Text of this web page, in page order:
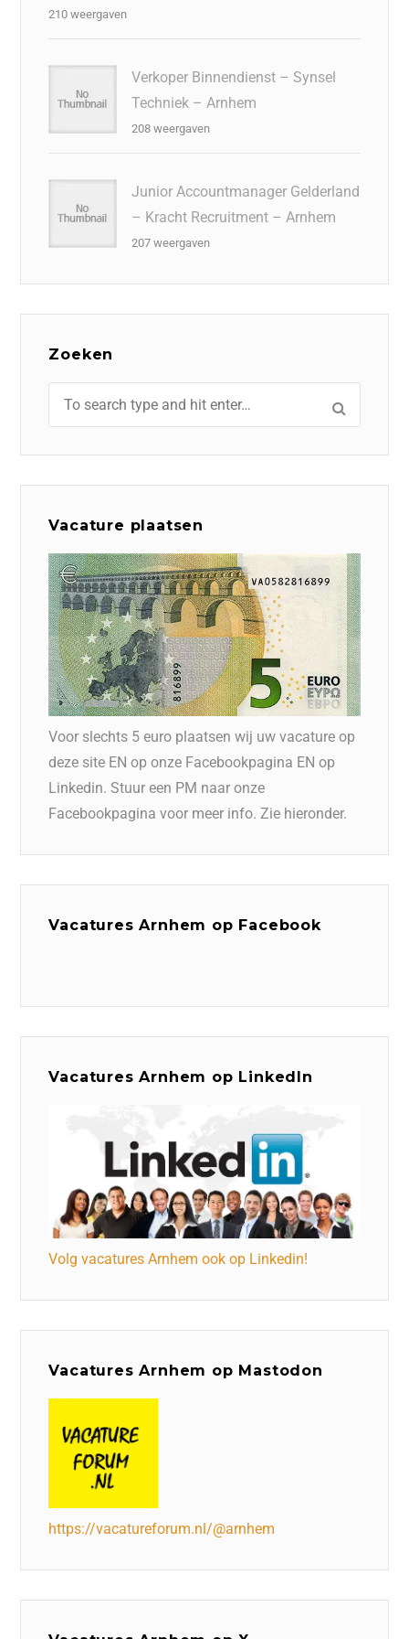
210 weergaven
Verkoper Binnendienst – Synsel
Techniek – Arnhem
208 weergaven
Junior Accountmanager Gelderland
– Kracht Recruitment – Arnhem
207 weergaven
Zoeken
Vacature plaatsen
Voor slechts 5 euro plaatsen wij uw vacature op
deze site EN op onze Facebookpagina EN op
Linkedin. Stuur een PM naar onze
Facebookpagina voor meer info. Zie hieronder.
Vacatures Arnhem op Facebook
Vacatures Arnhem op LinkedIn
Volg vacatures Arnhem ook op Linkedin!
Vacatures Arnhem op Mastodon
https://vacatureforum.nl/@arnhem